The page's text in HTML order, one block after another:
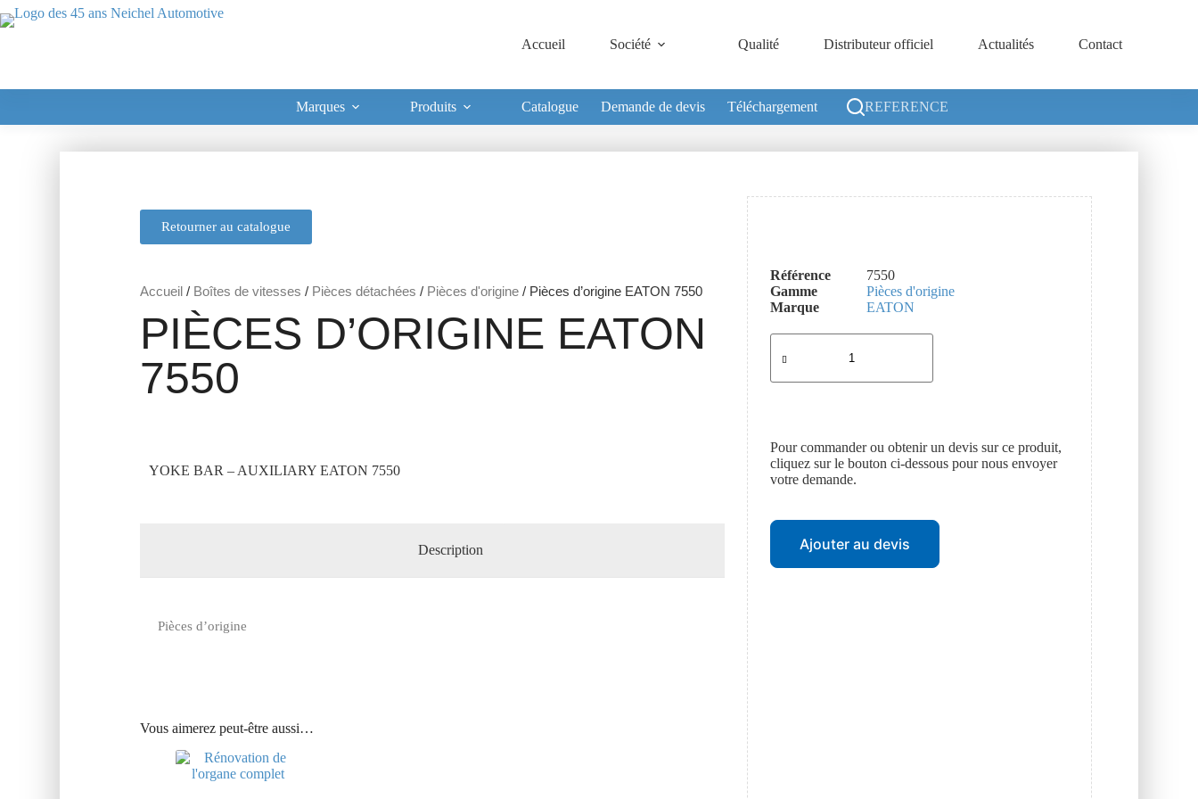
Accueil Société Qualité Distributeur officiel Actualités Contact
Marques Produits Catalogue Demande de devis Téléchargement REFERENCE
Retourner au catalogue
Accueil / Boîtes de vitesses / Pièces détachées / Pièces d'origine / Pièces d’origine EATON 7550
PIÈCES D’ORIGINE EATON
7550
YOKE BAR – AUXILIARY EATON 7550
Description
Pièces d’origine
Vous aimerez peut-être aussi…
Référence
7550
Gamme
Pièces d'origine
Marque
EATON
Pour commander ou obtenir un devis sur ce produit,
cliquez sur le bouton ci-dessous pour nous envoyer
votre demande.
Ajouter au devis